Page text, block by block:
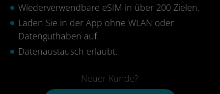
Wiederverwendbare eSIM in über 200 Zielen.
Laden Sie in der App ohne WLAN oder
Datenguthaben auf.
Datenaustausch erlaubt.
Neuer Kunde?